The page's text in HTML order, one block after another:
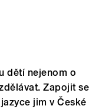
dětí nejenom o
Zapojit se
jim v České